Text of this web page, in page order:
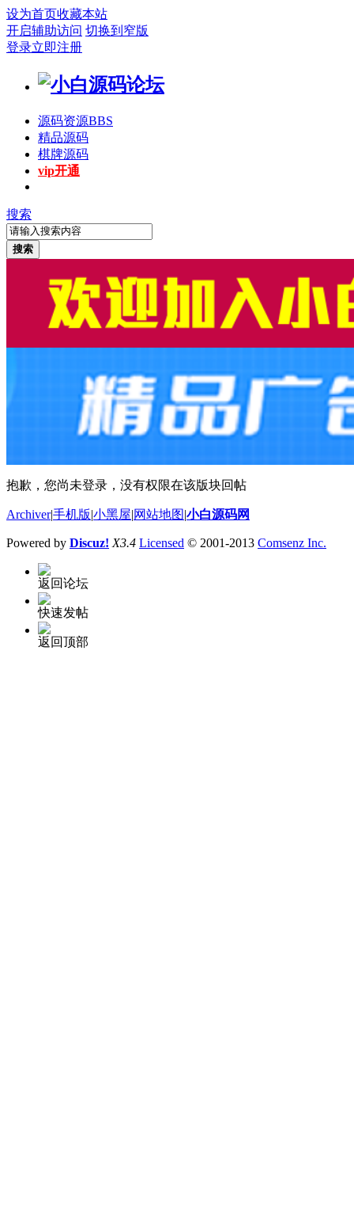
设为首页收藏本站
开启辅助访问 切换到窄版
登录立即注册
源码资源BBS
精品源码
棋牌源码
vip开通
搜索
搜索
抱歉，您尚未登录，没有权限在该版块回帖
Archiver|手机版 小黑屋 网站地图 小白源码网
Powered by Discuz! X3.4 Licensed © 2001-2013 Comsenz Inc.
返回论坛
快速发帖
返回顶部